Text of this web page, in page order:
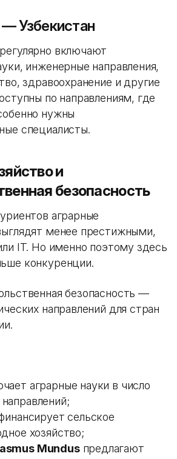
— Узбекистан
включают
инженерные направления,
здравоохранение и другие
по направлениям, где
нужны
специалисты.
и
безопасность
аграрные
менее престижными,
IT. Но именно поэтому здесь
конкуренции.
безопасность —
направлений для стран
аграрные науки в число
сельское
хозяйство;
Mundusпредлагают